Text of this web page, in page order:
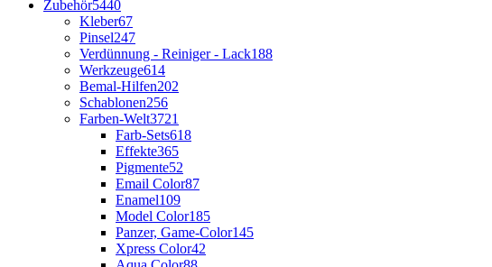
Zubehör5440
Kleber67
Pinsel247
Verdünnung - Reiniger - Lack188
Werkzeuge614
Bemal-Hilfen202
Schablonen256
Farben-Welt3721
Farb-Sets618
Effekte365
Pigmente52
Email Color87
Enamel109
Model Color185
Panzer, Game-Color145
Xpress Color42